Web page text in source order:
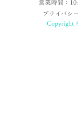
プライバシ
Copyright